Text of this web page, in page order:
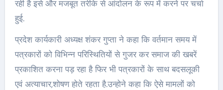
रही है इसे और मजबूत तरीके से आंदोलन के रूप में करने पर चर्चा
हुई.
प्रदेश कार्यकारी अध्यक्ष शंकर गुप्ता ने कहा कि वर्तमान समय में
पत्रकारों को विभिन्न परिस्थितियों से गुजर कर समाज की खबरें
प्रकाशित करना पड़ रहा है फिर भी पत्रकारों के साथ बदसलूकी
एवं अत्याचार,शोषण होते रहता है.उन्होने कहा कि ऐसे मामलों को